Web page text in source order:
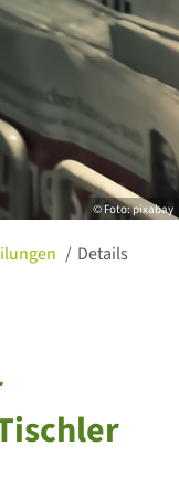
© Foto: pixabay
Details